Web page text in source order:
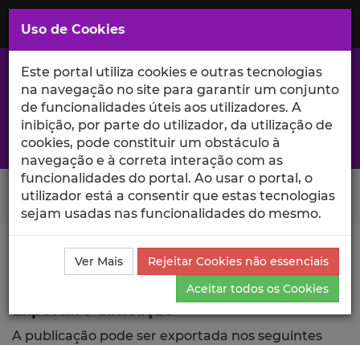
Saltar
para
Conteúdo
Principal
A excelência da investigação e ciência no Iscte
Search Button
Ciência_Iscte Publicações
Descrição Detalhada da
Publicação
Exportar
A publicação pode ser exportada nos seguintes
Uso de Cookies
Este portal utiliza cookies e outras tecnologias
na navegação no site para garantir um conjunto
de funcionalidades úteis aos utilizadores. A
inibição, por parte do utilizador, da utilização de
cookies, pode constituir um obstáculo à
navegação e à correta interação com as
funcionalidades do portal. Ao usar o portal, o
utilizador está a consentir que estas tecnologias
sejam usadas nas funcionalidades do mesmo.
Ver Mais
Rejeitar Cookies não essenciais
Aceitar todos os Cookies